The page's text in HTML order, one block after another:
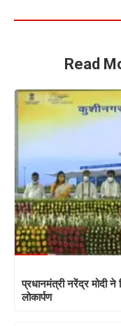
Read
प्रधानमंत्री नरेंद्र मोदी ने
लोकार्पण